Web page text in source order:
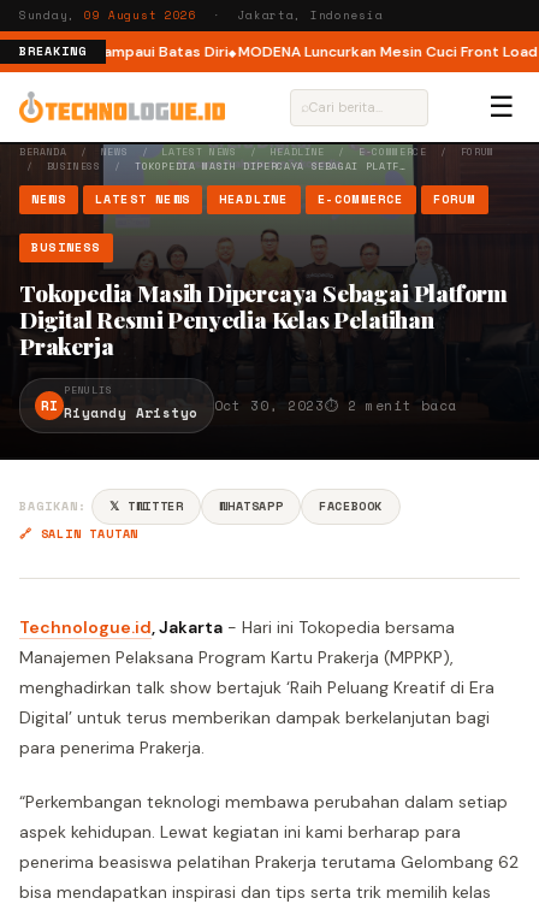
Sunday, 09 August 2026 · Jakarta, Indonesia
BREAKING
Pelari Melampaui Batas Diri MODENA Luncurkan Mesin Cuci Front Load
⌕ ☰
BERANDA / NEWS /LATEST NEWS/ HEADLINE / E-COMMERCE /
FORUM
/
BUSINESS / TOKOPEDIA MASIH DIPERCAYA SEBAGAI PLATF…
NEWS LATEST NEWS HEADLINE E-COMMERCE FORUM
BUSINESS
Tokopedia Masih Dipercaya Sebagai Platform
Digital Resmi Penyedia Kelas Pelatihan
Prakerja
RI
PENULIS
Riyandy Aristyo Oct 30, 2023⏱ 2 menit baca
BAGIKAN: 𝕏 TWITTER WHATSAPP
FACEBOOK
🔗 SALIN TAUTAN
Technologue.id, Jakarta - Hari ini Tokopedia bersama
Manajemen Pelaksana Program Kartu Prakerja (MPPKP),
menghadirkan talk show bertajuk ‘Raih Peluang Kreatif di Era
Digital’ untuk terus memberikan dampak berkelanjutan bagi
para penerima Prakerja.
“Perkembangan teknologi membawa perubahan dalam setiap
aspek kehidupan. Lewat kegiatan ini kami berharap para
penerima beasiswa pelatihan Prakerja terutama Gelombang 62
bisa mendapatkan inspirasi dan tips serta trik memilih kelas